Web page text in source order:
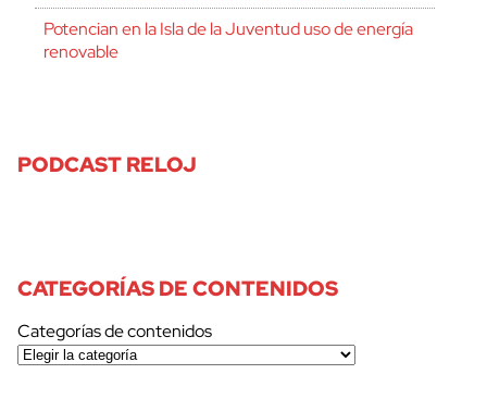
Potencian en la Isla de la Juventud uso de energía
renovable
PODCAST RELOJ
CATEGORÍAS DE CONTENIDOS
Categorías de contenidos